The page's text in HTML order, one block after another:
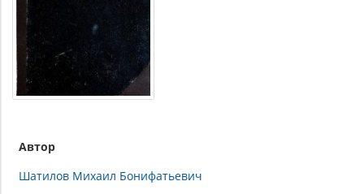
Автор
Шатилов Михаил Бонифатьевич